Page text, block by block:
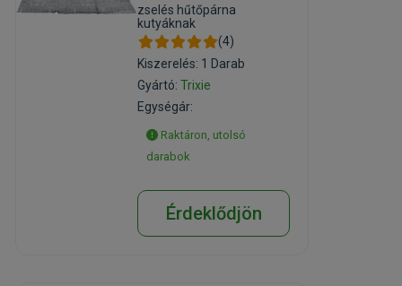
zselés hűtőpárna
kutyáknak
(4)
Kiszerelés: 1 Darab
Gyártó:Trixie
Egységár:
Raktáron, utolsó
darabok
Érdeklődjön